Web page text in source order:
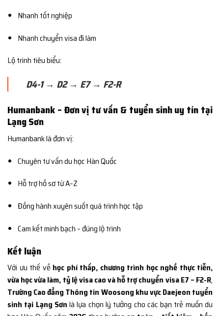
Nhanh tốt nghiệp
Nhanh chuyển visa đi làm
Lộ trình tiêu biểu:
D4-1 → D2 → E7 → F2-R
Humanbank – Đơn vị tư vấn & tuyển sinh uy tín tại
Lạng Sơn
Humanbank là đơn vị:
Chuyên tư vấn du học Hàn Quốc
Hỗ trợ hồ sơ từ A–Z
Đồng hành xuyên suốt quá trình học tập
Cam kết minh bạch – đúng lộ trình
Kết luận
Với ưu thế về học phí thấp, chương trình học nghề thực tiễn,
vừa học vừa làm, tỷ lệ visa cao và hỗ trợ chuyển visa E7 – F2-R,
Trường Cao đẳng Thông tin Woosong khu vực Daejeon tuyển
sinh tại Lạng Sơn là lựa chọn lý tưởng cho các bạn trẻ muốn du